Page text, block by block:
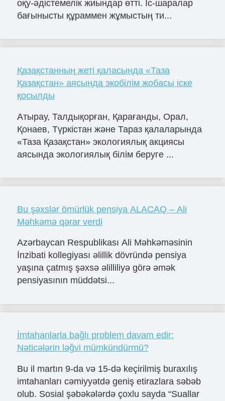
оқу-әдістемелік жиындар өтті. Іс-шаралар
бағынысты құраммен жұмыстың ти...
Қазақстанның жеті қаласында «Таза
Қазақстан» аясында экобілім жобасы іске
қосылды
Атырау, Талдықорған, Қарағанды, Орал,
Қонаев, Түркістан және Тараз қалаларында
«Таза Қазақстан» экологиялық акциясы
аясында экологиялық білім беруге ...
Bu şəxslər ömürlük pensiya ALACAQ – Ali
Məhkəmə qərar verdi
Azərbaycan Respublikası Ali Məhkəməsinin
İnzibati kollegiyası əlillik dövründə pensiya
yaşına çatmış şəxsə əlilliliyə görə əmək
pensiyasının müddətsi...
İmtahanlarla bağlı problem davam edir:
Nəticələrin ləğvi mümkündürmü?
Bu il martın 9-da və 15-də keçirilmiş buraxılış
imtahanları cəmiyyətdə geniş etirazlara səbəb
olub. Sosial şəbəkələrdə çoxlu sayda “Suallar